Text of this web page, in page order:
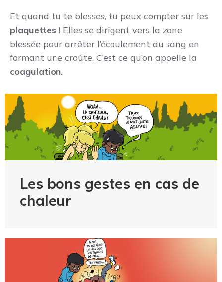
Et quand tu te blesses, tu peux compter sur les
plaquettes ! Elles se dirigent vers la zone
blessée pour arrêter l’écoulement du sang en
formant une croûte. C’est ce qu’on appelle la
coagulation.
Les bons gestes en cas de
chaleur